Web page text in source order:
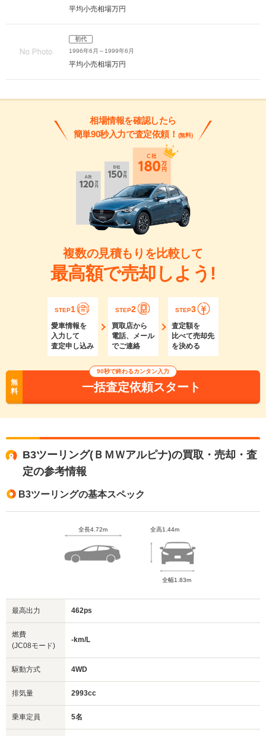
平均小売相場万円
初代
1996年6月～1999年6月
平均小売相場万円
相場情報を確認したら
簡単90秒入力で査定依頼！ (無料)
複数の見積もりを比較して
最高額で売却しよう!
STEP1
愛車情報を
入力して
査定申し込み
STEP2
買取店から
電話、メール
でご連絡
STEP3
査定額を
比べて売却先
を決める
無
料
90秒で終わるカンタン入力
一括査定依頼スタート
B3ツーリング(ＢＭＷアルピナ)の買取・売却・査
定の参考情報
B3ツーリングの基本スペック
全長4.72m 全高1.44m
全幅1.83m
最高出力 462ps
燃費
(JC08モード)
-km/L
駆動方式 4WD
排気量 2993cc
乗車定員 5名